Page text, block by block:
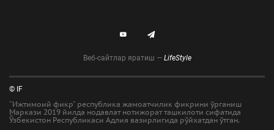
Веб-сайтлар яратиш — LifeStyle
© IF
"Ижтимоий фикр" республика жамоатчилик фикрини ўрганиш
Маркази 2019 йилда нодавлат нотижорат ташкилоти сифатида
Ўзбекистон Республикаси Адлия вазирлигида рўйхатдан ўтган.